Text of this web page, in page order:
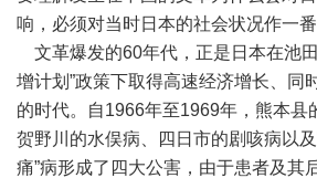
响，必须对当时日本的社会状况作
文革爆发的60年代，正是日本在池
增计划”政策下取得高速经济增长、同
的时代。自1966年至1969年，熊本县
贺野川的水俣病、四日市的剧咳病以
痛”病形成了四大公害，由于患者及其